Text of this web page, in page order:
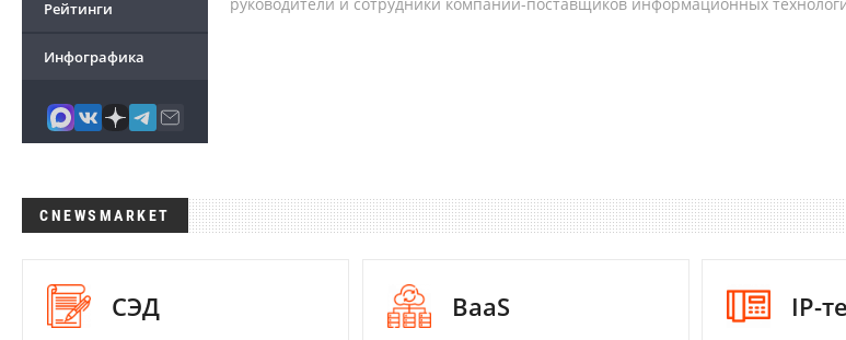
Рейтинги
Инфографика
CNEWSMARKET
СЭД BaaS IP-